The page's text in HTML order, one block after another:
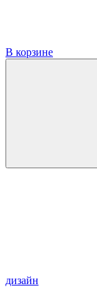
В корзине
дизайн